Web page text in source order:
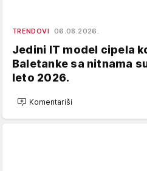
TRENDOVI 06.08.2026.
Jedini IT model cipela
Baletanke sa nitnama
leto 2026.
Komentariši